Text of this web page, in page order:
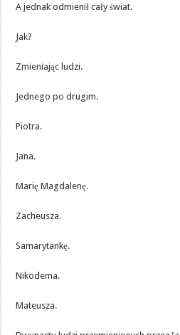
A jednak odmienił cały świat.
Jak?
Zmieniając ludzi.
Jednego po drugim.
Piotra.
Jana.
Marię Magdalenę.
Zacheusza.
Samarytankę.
Nikodema.
Mateusza.